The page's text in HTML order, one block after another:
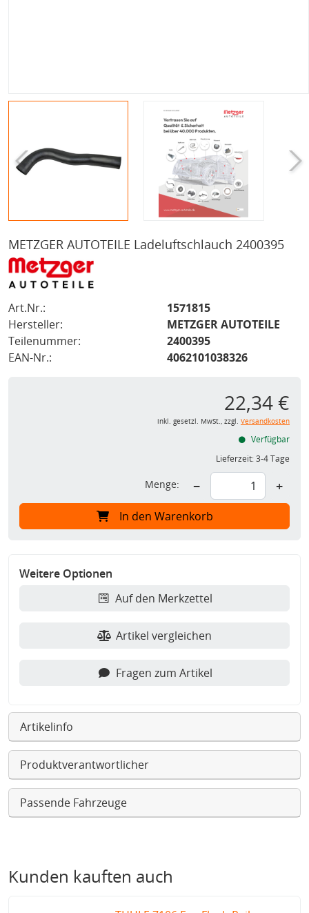
METZGER AUTOTEILE Ladeluftschlauch 2400395
Art.Nr.:
1571815
Hersteller:
METZGER AUTOTEILE
Teilenummer:
2400395
EAN-Nr.:
4062101038326
22,34 €
inkl. gesetzl. MwSt., zzgl. Versandkosten
Verfügbar
Lieferzeit:3-4 Tage
Menge: − +
In den Warenkorb
Weitere Optionen
Auf den Merkzettel
Artikel vergleichen
Fragen zum Artikel
Artikelinfo
Produktverantwortlicher
Passende Fahrzeuge
Kunden kauften auch